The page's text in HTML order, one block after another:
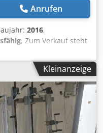
Anrufen
2016,
, Zum Verkauf steht
Bohr- und
Hause Felder.
eignet sich
von Korpus-
präzise Bohr-, Fräs-
für
Möbelbau ausgelegt.
die leistungsfähige
Kleinanzeige